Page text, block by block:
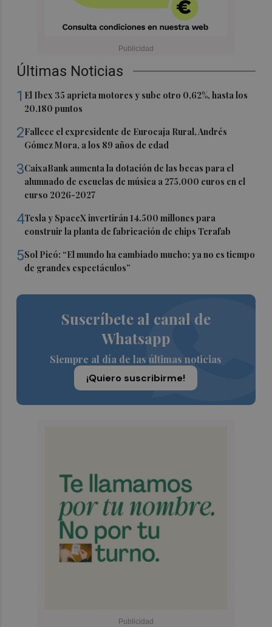
Últimas Noticias
1 El Ibex 35 aprieta motores y sube otro 0,62%, hasta los
20.180 puntos
2Fallece el expresidente de Eurocaja Rural, Andrés
Gómez Mora, a los 89 años de edad
3CaixaBank aumenta la dotación de las becas para el
alumnado de escuelas de música a 275.000 euros en el
curso 2026-2027
4Tesla y SpaceX invertirán 14.500 millones para
construir la planta de fabricación de chips Terafab
5Sol Picó: “El mundo ha cambiado mucho; ya no es tiempo
de grandes espectáculos”
Suscríbete al canal de
Whatsapp
Siempre al día de las últimas noticias
¡Quiero suscribirme!